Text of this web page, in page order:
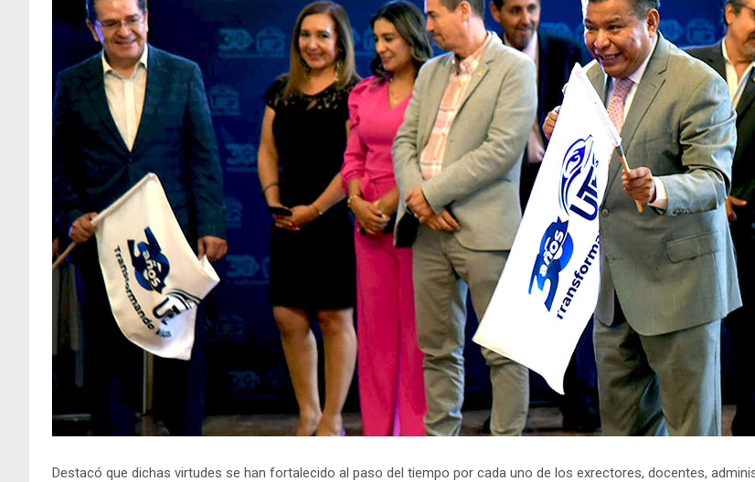
Destacó que dichas virtudes se han fortalecido al paso del tiempo por cada uno de los exrectores, docentes,